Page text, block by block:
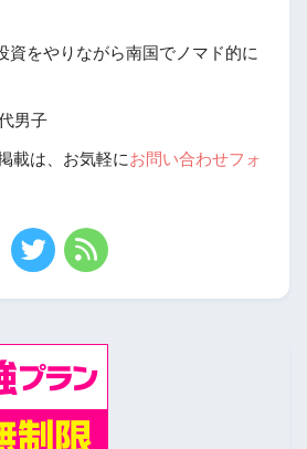
資をやりながら南国でノマド的に
男子
載は、お気軽にお問い合わせフォ